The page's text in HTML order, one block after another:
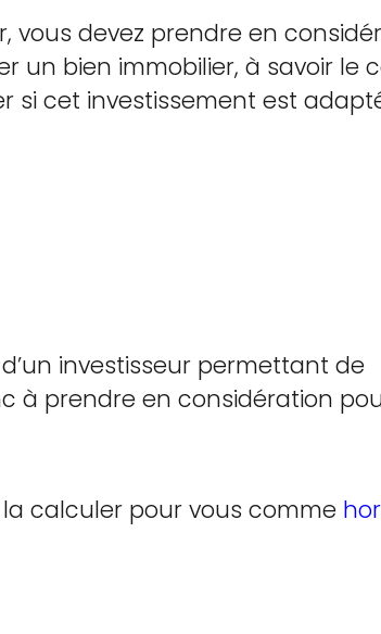
vous devez prendre en
un bien immobilier, à savoir le
si cet investissement est
investisseur permettant de
à prendre en considération
calculer pour vous comme